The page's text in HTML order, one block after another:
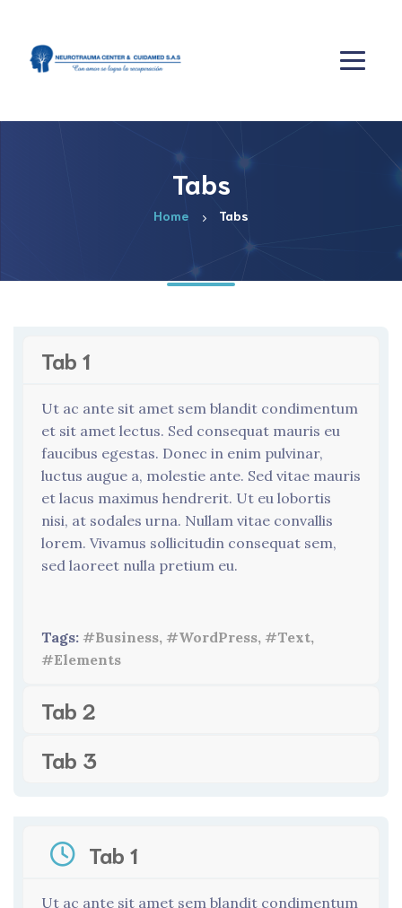
Tabs
Home Tabs
Tab 1
Ut ac ante sit amet sem blandit condimentum
et sit amet lectus. Sed consequat mauris eu
faucibus egestas. Donec in enim pulvinar,
luctus augue a, molestie ante. Sed vitae mauris
et lacus maximus hendrerit. Ut eu lobortis
nisi, at sodales urna. Nullam vitae convallis
lorem. Vivamus sollicitudin consequat sem,
sed laoreet nulla pretium eu.
Tags: #Business, #WordPress, #Text,
#Elements
Tab 2
Tab 3
Tab 1
Ut ac ante sit amet sem blandit condimentum